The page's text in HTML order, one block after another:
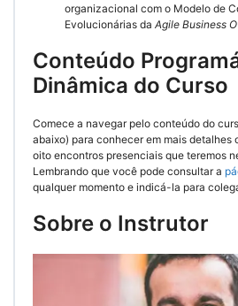
organizacional com o Modelo de
Evolucionárias da Agile Business
Conteúdo
Dinâmica do Curso
Comece a navegar pelo conteúdo do
abaixo) para conhecer em mais detalhes
oito encontros presenciais que teremos
Lembrando que você pode consultar a
qualquer momento e indicá-la para
Sobre o Instrutor